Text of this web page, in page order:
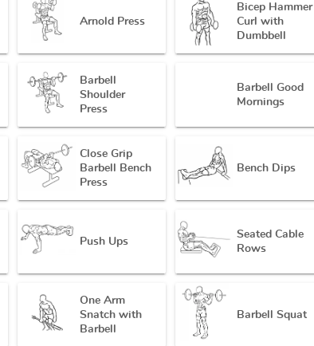
Arnold Press
Bicep Hammer
Curl with
Dumbbell
Barbell
Shoulder
Press
Barbell Good
Mornings
Close Grip
Barbell Bench
Press
Bench Dips
Push Ups
Seated Cable
Rows
One Arm
Snatch with
Barbell
Barbell Squat